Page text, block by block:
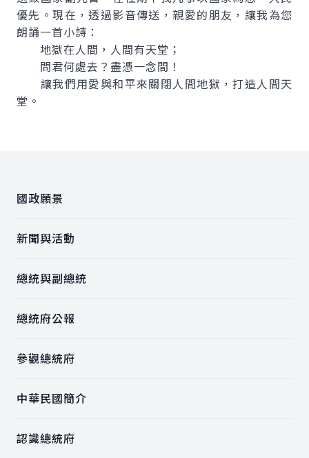
優先。現在，透過影音傳送，親愛的朋友，讓我為您
朗誦一首小詩：
地獄在人間，人間有天堂；
問君何處去？盡憑一念間！
讓我們用愛與和平來關閉人間地獄，打造人間天
堂。
國政願景
新聞與活動
總統與副總統
總統府公報
參觀總統府
中華民國簡介
認識總統府